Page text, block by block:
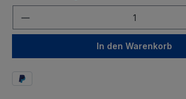
In den Warenkorb